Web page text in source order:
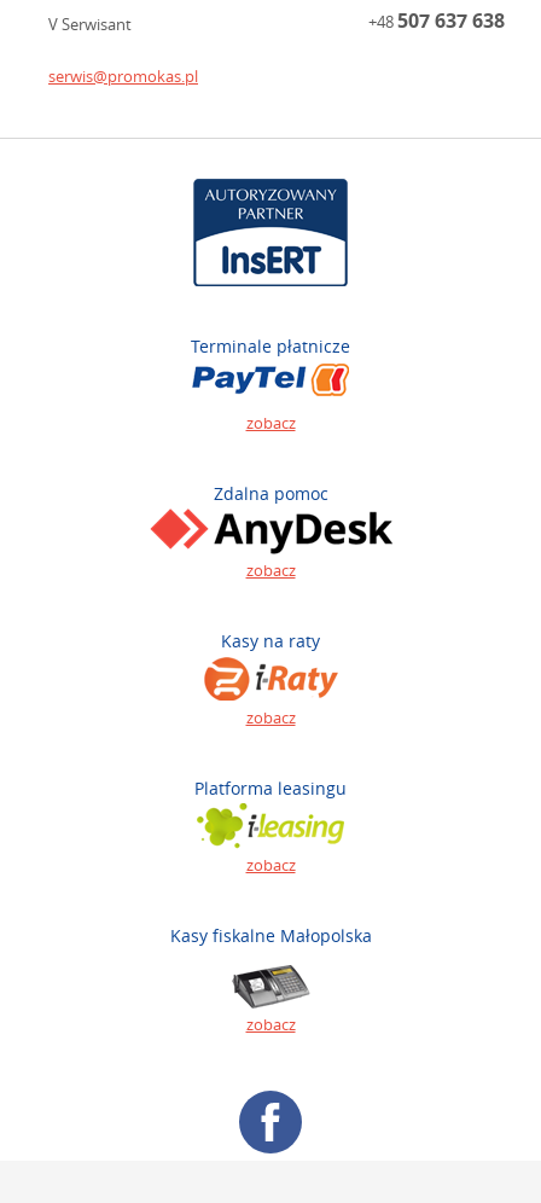
V Serwisant +48507 637 638
serwis@promokas.pl
Terminale płatnicze
zobacz
Zdalna pomoc
zobacz
Kasy na raty
zobacz
Platforma leasingu
zobacz
Kasy fiskalne Małopolska
zobacz